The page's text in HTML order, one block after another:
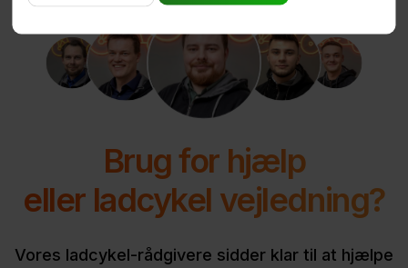
Brug for hjælp
eller ladcykel vejledning?
Vores ladcykel-rådgivere sidder klar til at hjælpe